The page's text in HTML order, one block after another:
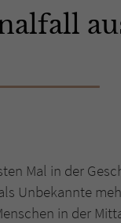
Mal in der
Unbekannte
in der
Name
Name